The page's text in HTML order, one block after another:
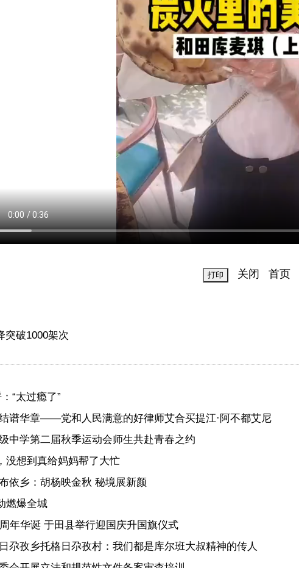
关闭 首页
突破1000架次
“太过瘾了”
结谱华章——党和人民满意的好律师艾合买提江·阿不都艾尼
中学第二届秋季运动会师生共赴青春之约
没想到真给妈妈帮了大忙
依乡：胡杨映金秋 秘境展新颜​
燃爆全城
年华诞 于田县举行迎国庆升国旗仪式
尕孜乡托格日尕孜村：我们都是库尔班大叔精神的传人